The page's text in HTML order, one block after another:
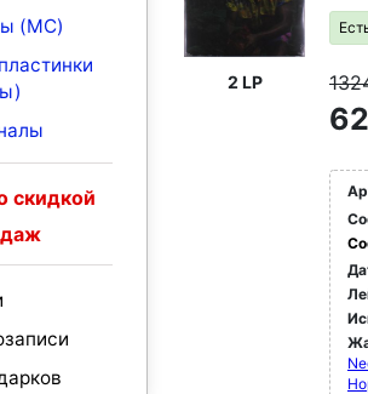
(MC)
скидкой
2 LP